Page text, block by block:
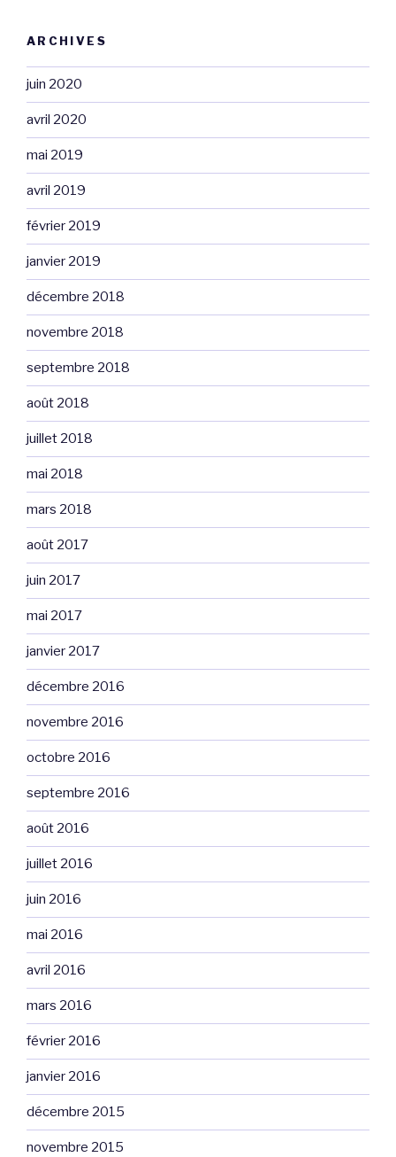
ARCHIVES
juin 2020
avril 2020
mai 2019
avril 2019
février 2019
janvier 2019
décembre 2018
novembre 2018
septembre 2018
août 2018
juillet 2018
mai 2018
mars 2018
août 2017
juin 2017
mai 2017
janvier 2017
décembre 2016
novembre 2016
octobre 2016
septembre 2016
août 2016
juillet 2016
juin 2016
mai 2016
avril 2016
mars 2016
février 2016
janvier 2016
décembre 2015
novembre 2015